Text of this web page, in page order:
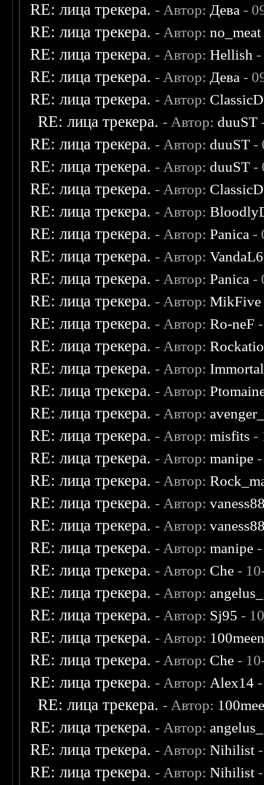
RE: лица трекера. - Автор: Дева -
RE: лица трекера. - Автор:no_meat
RE: лица трекера. - Автор:Hellish
RE: лица трекера. - Автор: Дева -
RE: лица трекера. - Автор:
RE: лица трекера. - Автор: duuST
RE: лица трекера. - Автор: duuST -
RE: лица трекера. - Автор: duuST -
RE: лица трекера. - Автор:
RE: лица трекера. - Автор:
RE: лица трекера. - Автор:Panica -
RE: лица трекера. - Автор:
RE: лица трекера. - Автор:Panica -
RE: лица трекера. - Автор:MikFive
RE: лица трекера. - Автор:Ro-neF
RE: лица трекера. - Автор:
RE: лица трекера. - Автор:
RE: лица трекера. - Автор:
RE: лица трекера. - Автор:
RE: лица трекера. - Автор:misfits -
RE: лица трекера. - Автор:manipe
RE: лица трекера. - Автор:
RE: лица трекера. - Автор:
RE: лица трекера. - Автор:
RE: лица трекера. - Автор:manipe
RE: лица трекера. - Автор: Che -
RE: лица трекера. - Автор:
RE: лица трекера. - Автор: Sj95 -
RE: лица трекера. - Автор:
RE: лица трекера. - Автор: Che -
RE: лица трекера. - Автор: Alex14
RE: лица трекера. - Автор:
RE: лица трекера. - Автор:
RE: лица трекера. - Автор:Nihilist
RE: лица трекера. - Автор:Nihilist